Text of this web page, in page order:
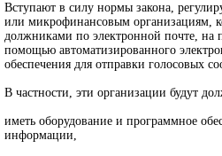
Вступают в силу нормы закона,
или микрофинансовым организациям,
должниками по электронной почте, на
помощью автоматизированного
обеспечения для отправки голосовых
В частности, эти организации будут
иметь оборудование и программное
информации,